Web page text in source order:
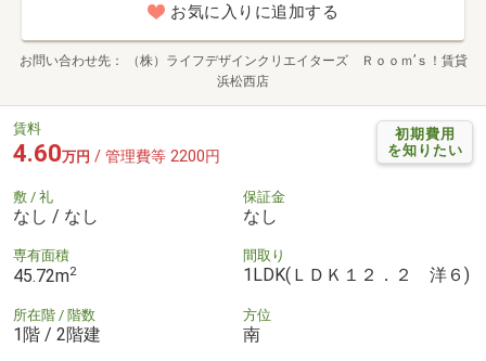
お気に入りに追加する
お問い合わせ先
（株）ライフデザインクリエイターズ Ｒｏｏｍ’ｓ！賃貸
浜松西店
初期費用
を知りたい
賃料
4.60万円 / 管理費等 2200円
敷 / 礼
なし / なし
保証金
なし
専有面積
45.72m2
間取り
1LDK(ＬＤＫ１２．２ 洋６)
所在階 / 階数
1階 / 2階建
方位
南